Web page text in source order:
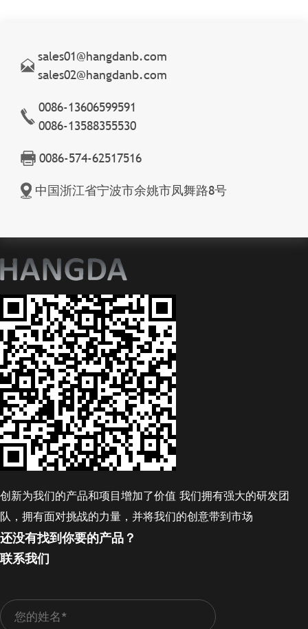
sales01@hangdanb.com
sales02@hangdanb.com
0086-13606599591
0086-13588355530
0086-574-62517516
中国浙江省宁波市余姚市凤舞路8号
创新为我们的产品和项目增加了价值 我们拥有强大的研发团
队，拥有面对挑战的力量，并将我们的创意带到市场
还没有找到你要的产品？
联系我们